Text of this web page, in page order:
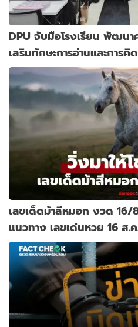
DPU จับมือโรงเรียน พัฒน
เสริมทักษะการอ่านและการคิ
เลขเด็ดม้าสีหมอก งวด
แนวทาง เลขเด่นหวย 16 ส.